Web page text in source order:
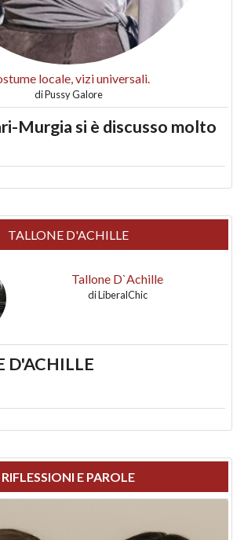
locale, vizi universali.
diPussy Galore
Murgia si è discusso molto
TALLONE D'ACHILLE
Tallone D`Achille
diLiberalChic
D'ACHILLE
RIFLESSIONI E PAROLE